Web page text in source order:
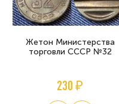
Жетон Министерства
торговли СССР №32
230 ₽